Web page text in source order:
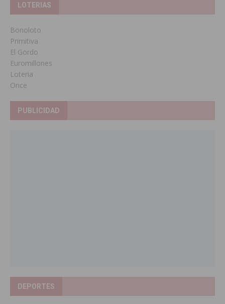
LOTERIAS
Bonoloto
Primitiva
El Gordo
Euromillones
Loteria
Once
PUBLICIDAD
DEPORTES